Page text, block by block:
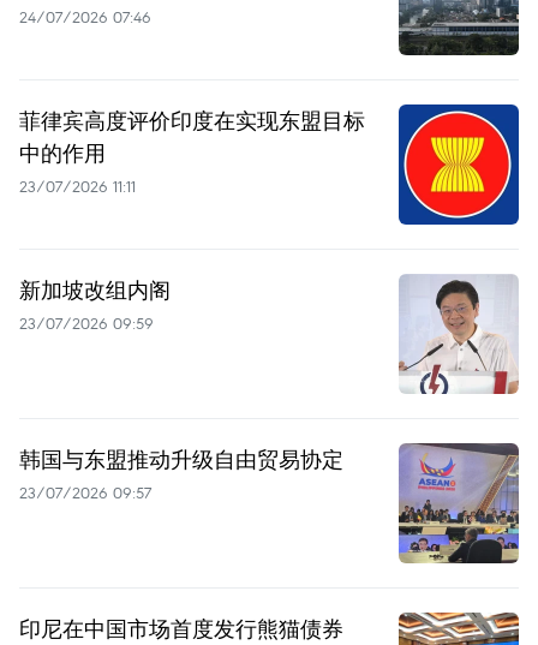
24/07/2026 07:46
菲律宾高度评价印度在实现东盟目标
中的作用
23/07/2026 11:11
新加坡改组内阁
23/07/2026 09:59
韩国与东盟推动升级自由贸易协定
23/07/2026 09:57
印尼在中国市场首度发行熊猫债券